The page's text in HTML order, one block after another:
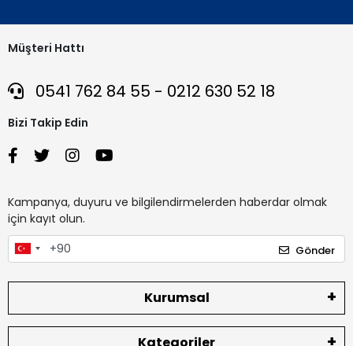
Müşteri Hattı
0541 762 84 55 - 0212 630 52 18
Bizi Takip Edin
Kampanya, duyuru ve bilgilendirmelerden haberdar olmak
için kayıt olun.
Gönder
Kurumsal